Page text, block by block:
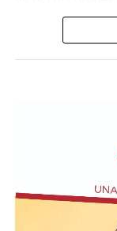
de capitales
Por otro lado, la
el artículo 4 de
En la